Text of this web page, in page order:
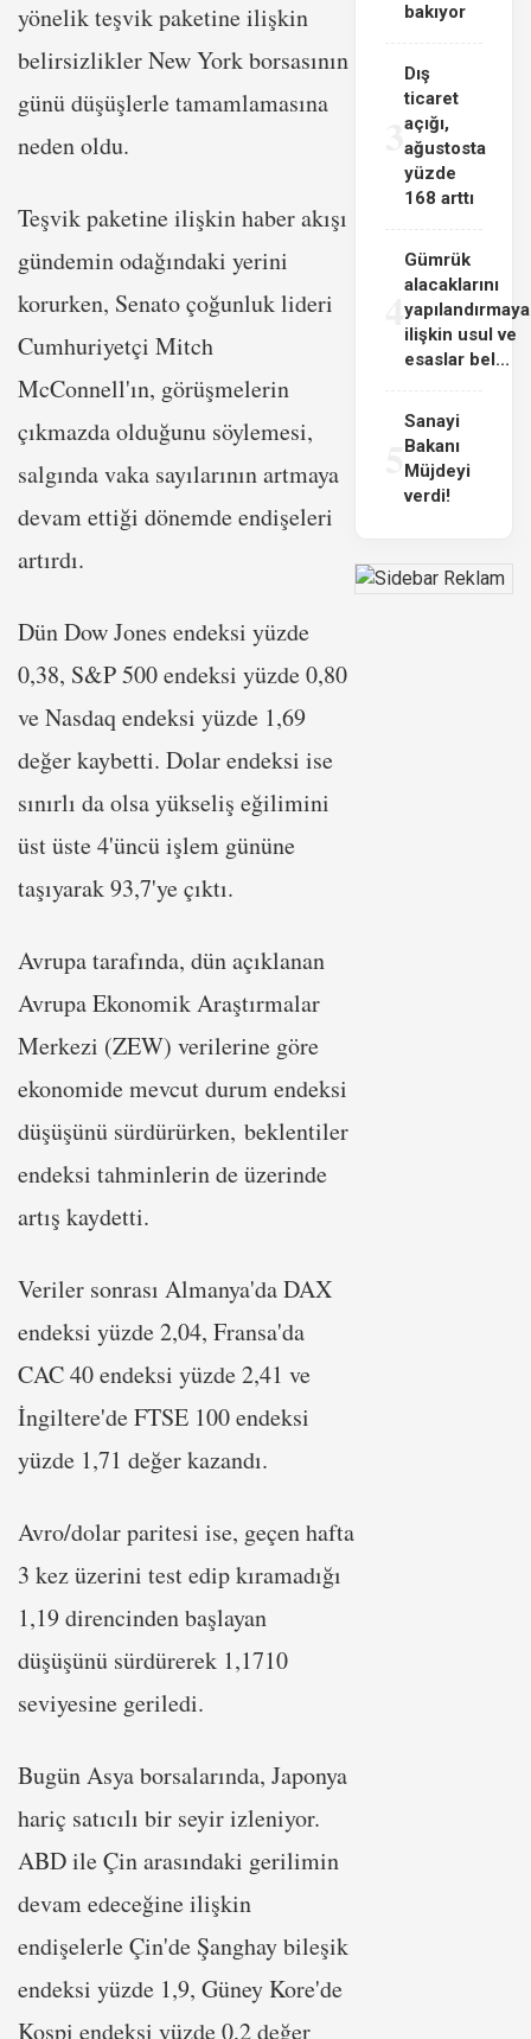
yönelik teşvik paketine ilişkin
belirsizlikler New York borsasının
günü düşüşlerle tamamlamasına
neden oldu.
Teşvik paketine ilişkin haber akışı
gündemin odağındaki yerini
korurken, Senato çoğunluk lideri
Cumhuriyetçi Mitch
McConnell'ın, görüşmelerin
çıkmazda olduğunu söylemesi,
salgında vaka sayılarının artmaya
devam ettiği dönemde endişeleri
artırdı.
Dün Dow Jones endeksi yüzde
0,38, S&P 500 endeksi yüzde 0,80
ve Nasdaq endeksi yüzde 1,69
değer kaybetti. Dolar endeksi ise
sınırlı da olsa yükseliş eğilimini
üst üste 4'üncü işlem gününe
taşıyarak 93,7'ye çıktı.
Avrupa tarafında, dün açıklanan
Avrupa Ekonomik Araştırmalar
Merkezi (ZEW) verilerine göre
ekonomide mevcut durum endeksi
düşüşünü sürdürürken, beklentiler
endeksi tahminlerin de üzerinde
artış kaydetti.
Veriler sonrası Almanya'da DAX
endeksi yüzde 2,04, Fransa'da
CAC 40 endeksi yüzde 2,41 ve
İngiltere'de FTSE 100 endeksi
yüzde 1,71 değer kazandı.
Avro/dolar paritesi ise, geçen hafta
3 kez üzerini test edip kıramadığı
1,19 direncinden başlayan
düşüşünü sürdürerek 1,1710
seviyesine geriledi.
Bugün Asya borsalarında, Japonya
hariç satıcılı bir seyir izleniyor.
ABD ile Çin arasındaki gerilimin
devam edeceğine ilişkin
endişelerle Çin'de Şanghay bileşik
endeksi yüzde 1,9, Güney Kore'de
Kospi endeksi yüzde 0,2 değer
bakıyor
3
Dış
ticaret
açığı,
ağustosta
yüzde
168 arttı
4
Gümrük
alacaklarını
yapılandırmaya
ilişkin usul ve
esaslar bel...
Sanayi
Bakanı
Müjdeyi
verdi!